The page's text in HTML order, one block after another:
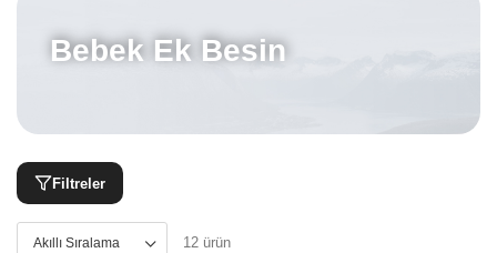
Bebek Ek Besin
Filtreler
12 ürün